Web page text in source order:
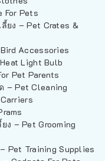
For Pets
ยง – Pet Crates &
Accessories
Light Bulb
Pet Parents
– Pet Cleaning
– Pet Grooming
Pet Training Supplies